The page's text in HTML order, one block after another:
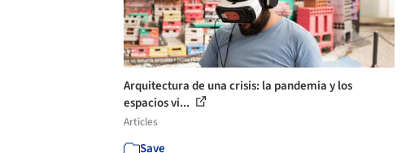
Arquitectura de una crisis: la pandemia y los
espacios vi...
Articles
Save